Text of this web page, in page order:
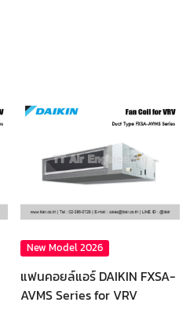
New Model 2026
แฟนคอยล์แอร์ DAIKIN FXSA-
AVMS Series for VRV